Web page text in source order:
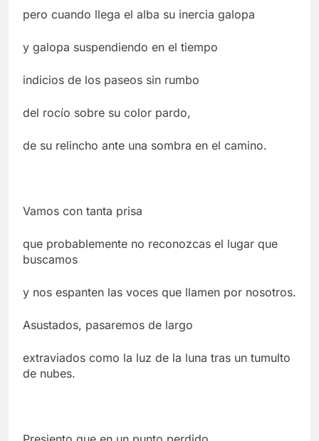
pero cuando llega el alba su inercia galopa
y galopa suspendiendo en el tiempo
indicios de los paseos sin rumbo
del rocío sobre su color pardo,
de su relincho ante una sombra en el camino.
Vamos con tanta prisa
que probablemente no reconozcas el lugar que
buscamos
y nos espanten las voces que llamen por nosotros.
Asustados, pasaremos de largo
extraviados como la luz de la luna tras un tumulto
de nubes.